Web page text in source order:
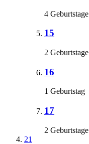
4 Geburtstage
15
2 Geburtstage
16
1 Geburtstag
17
2 Geburtstage
21